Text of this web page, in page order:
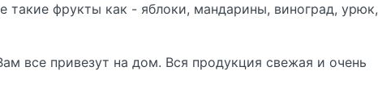
фрукты как - яблоки, мандарины, виноград, урюк,
все привезут на дом. Вся продукция свежая и очень